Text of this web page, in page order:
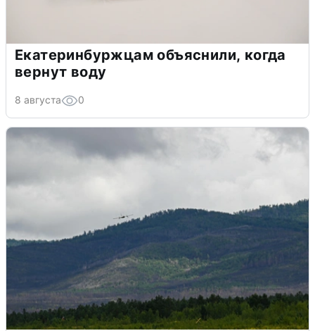
Екатеринбуржцам объяснили, когда
вернут воду
8 августа 0